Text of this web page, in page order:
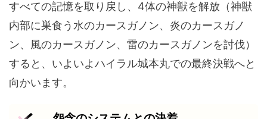
すべての記憶を取り戻し、4体の神獣を解放（神獣
内部に巣食う水のカースガノン、炎のカースガノ
ン、風のカースガノン、雷のカースガノンを討伐）
すると、いよいよハイラル城本丸での最終決戦へと
向かいます。